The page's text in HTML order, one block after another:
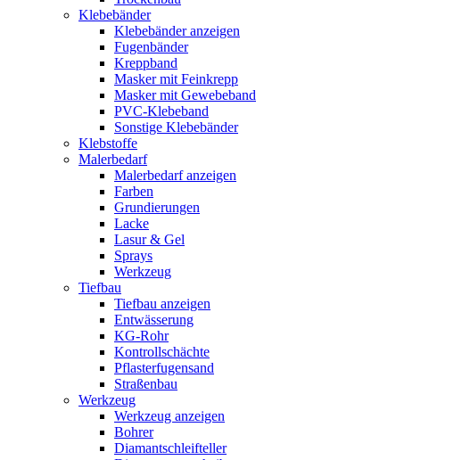
Klebebänder
Klebebänder anzeigen
Fugenbänder
Kreppband
Masker mit Feinkrepp
Masker mit Gewebeband
PVC-Klebeband
Sonstige Klebebänder
Klebstoffe
Malerbedarf
Malerbedarf anzeigen
Farben
Grundierungen
Lacke
Lasur & Gel
Sprays
Werkzeug
Tiefbau
Tiefbau anzeigen
Entwässerung
KG-Rohr
Kontrollschächte
Pflasterfugensand
Straßenbau
Werkzeug
Werkzeug anzeigen
Bohrer
Diamantschleifteller